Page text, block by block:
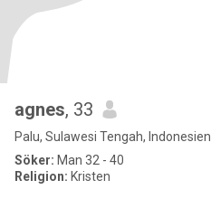
agnes, 33
Palu, Sulawesi Tengah, Indonesien
Söker: Man 32 - 40
Religion: Kristen